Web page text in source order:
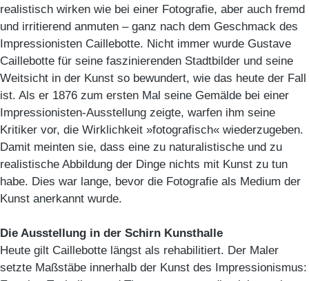
realistisch wirken wie bei einer Fotografie, aber auch fremd
und irritierend anmuten – ganz nach dem Geschmack des
Impressionisten Caillebotte. Nicht immer wurde Gustave
Caillebotte für seine faszinierenden Stadtbilder und seine
Weitsicht in der Kunst so bewundert, wie das heute der Fall
ist. Als er 1876 zum ersten Mal seine Gemälde bei einer
Impressionisten-Ausstellung zeigte, warfen ihm seine
Kritiker vor, die Wirklichkeit »fotografisch« wiederzugeben.
Damit meinten sie, dass eine zu naturalistische und zu
realistische Abbildung der Dinge nichts mit Kunst zu tun
habe. Dies war lange, bevor die Fotografie als Medium der
Kunst anerkannt wurde.
Die Ausstellung in der Schirn Kunsthalle
Heute gilt Caillebotte längst als rehabilitiert. Der Maler
setzte Maßstäbe innerhalb der Kunst des Impressionismus: